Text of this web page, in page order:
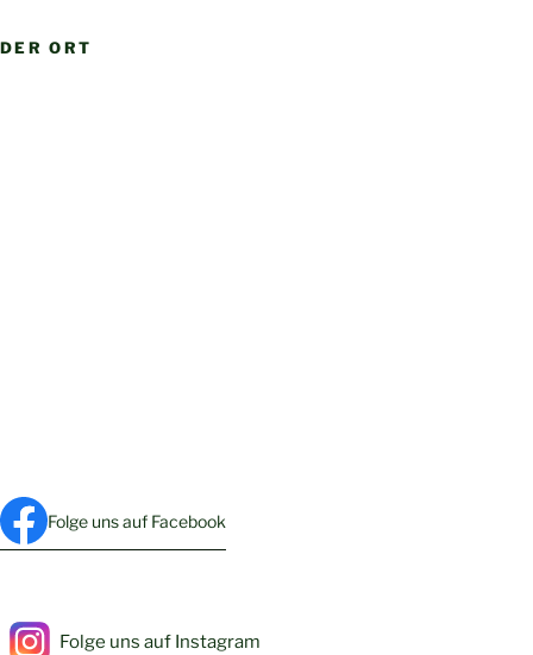
DER ORT
Folge uns auf Facebook
Folge uns auf Instagram